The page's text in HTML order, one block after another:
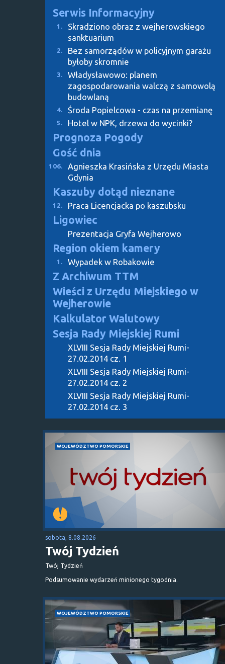
Serwis Informacyjny
1.
Skradziono obraz z wejherowskiego
sanktuarium
2.
Bez samorządów w policyjnym garażu
byłoby skromnie
3.
Władysławowo: planem
zagospodarowania walczą z samowolą
budowlaną
4. Środa Popielcowa - czas na przemianę
5. Hotel w NPK, drzewa do wycinki?
Prognoza Pogody
Gość dnia
106.
Agnieszka Krasińska z Urzędu Miasta
Gdynia
Kaszuby dotąd nieznane
12. Praca Licencjacka po kaszubsku
Ligowiec
Prezentacja Gryfa Wejherowo
Region okiem kamery
1. Wypadek w Robakowie
Z Archiwum TTM
Wieści z Urzędu Miejskiego w
Wejherowie
Kalkulator Walutowy
Sesja Rady Miejskiej Rumi
XLVIII Sesja Rady Miejskiej Rumi-
27.02.2014 cz. 1
XLVIII Sesja Rady Miejskiej Rumi-
27.02.2014 cz. 2
XLVIII Sesja Rady Miejskiej Rumi-
27.02.2014 cz. 3
WOJEWÓDZTWO POMORSKIE
sobota, 8.08.2026
Twój Tydzień
Twój Tydzień
Podsumowanie wydarzeń minionego tygodnia.
WOJEWÓDZTWO POMORSKIE